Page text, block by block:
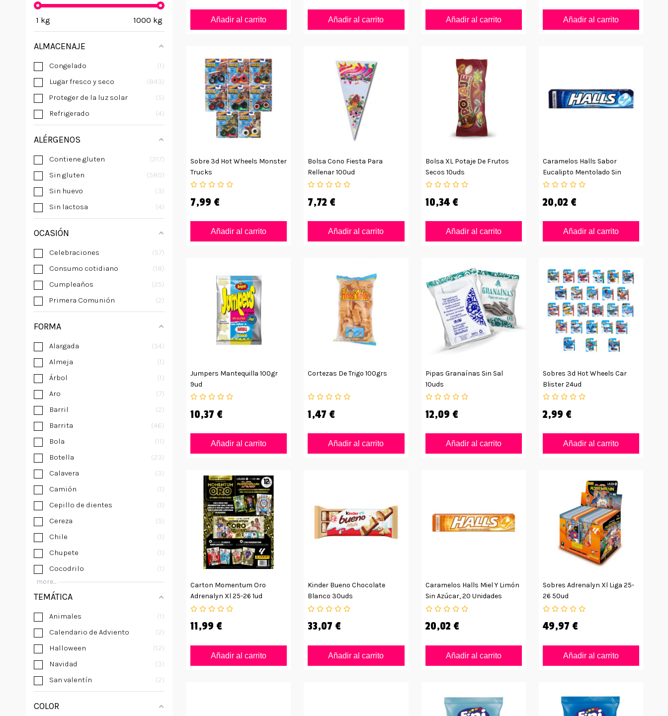
1 kg 1000 kg
ALMACENAJE
Congelado
1
Lugar fresco y seco
843
Proteger de la luz solar
5
Refrigerado
4
ALÉRGENOS
Contiene gluten
217
Sin gluten
580
Sin huevo
3
Sin lactosa
4
OCASIÓN
Celebraciones
57
Consumo cotidiano
18
Cumpleaños
25
Primera Comunión
2
FORMA
Alargada
54
Almeja
1
Árbol
1
Aro
7
Barril
2
Barrita
46
Bola
11
Botella
23
Calavera
3
Camión
1
Cepillo de dientes
1
Cereza
5
Chile
1
Chupete
1
Cocodrilo
1
more...
TEMÁTICA
Animales
1
Calendario de Adviento
2
Halloween
12
Navidad
3
San valentín
2
COLOR
Añadir al carrito Añadir al carrito Añadir al carrito Añadir al carrito
Sobre 3d Hot Wheels Monster
Trucks
7,99 €
Añadir al carrito
Bolsa Cono Fiesta Para
Rellenar 100ud
7,72 €
Añadir al carrito
Bolsa XL Potaje De Frutos
Secos 10uds
10,34 €
Añadir al carrito
Caramelos Halls Sabor
Eucalipto Mentolado Sin
Azúcar
20,02 €
Añadir al carrito
Jumpers Mantequilla 100gr
9ud
10,37 €
Añadir al carrito
Cortezas De Trigo 100grs
1,47 €
Añadir al carrito
Pipas Granaínas Sin Sal
10uds
12,09 €
Añadir al carrito
Sobres 3d Hot Wheels Car
Blister 24ud
2,99 €
Añadir al carrito
Carton Momentum Oro
Adrenalyn Xl 25-26 1ud
11,99 €
Añadir al carrito
Kinder Bueno Chocolate
Blanco 30uds
33,07 €
Añadir al carrito
Caramelos Halls Miel Y Limón
Sin Azúcar, 20 Unidades
20,02 €
Añadir al carrito
Sobres Adrenalyn Xl Liga 25-
26 50ud
49,97 €
Añadir al carrito